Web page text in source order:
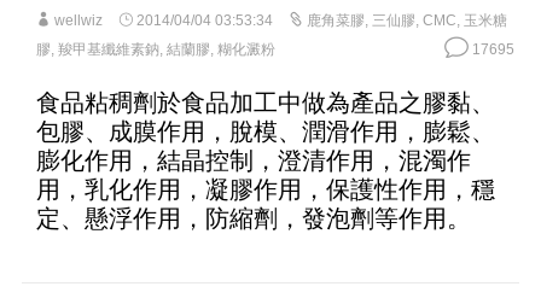
wellwiz 2014/04/04 03:53:34 鹿角菜膠, 三仙膠, CMC, 玉米糖
膠, 羧甲基纖維素鈉, 結蘭膠, 糊化澱粉 17695
食品粘稠劑於食品加工中做為產品之膠黏、
包膠、成膜作用，脫模、潤滑作用，膨鬆、
膨化作用，結晶控制，澄清作用，混濁作
用，乳化作用，凝膠作用，保護性作用，穩
定、懸浮作用，防縮劑，發泡劑等作用。